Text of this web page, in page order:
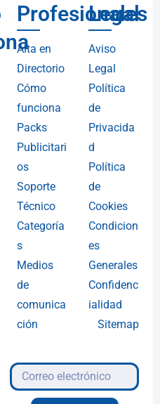
Profesionales
Alta en
Directorio
Cómo
funciona
Packs
Publicitari
os
Soporte
Técnico
Categoría
s
Medios
de
comunica
ción
Legal
Aviso
Legal
Política
de
Privacida
d
Política
de
Cookies
Condicion
es
Generales
Confidenc
ialidad
Sitemap